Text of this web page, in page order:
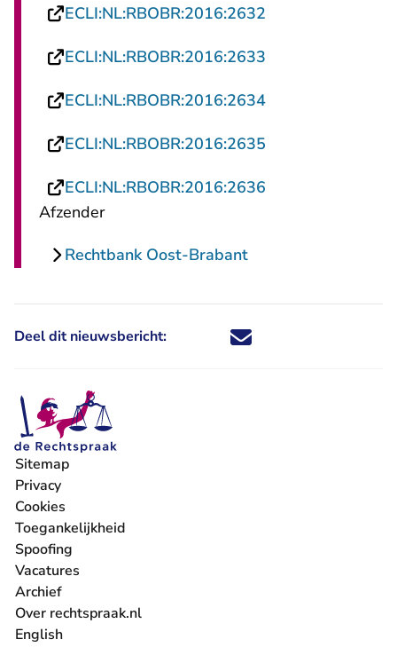
ECLI:NL:RBOBR:2016:2632
ECLI:NL:RBOBR:2016:2633
ECLI:NL:RBOBR:2016:2634- U verlaat
ECLI:NL:RBOBR:2016:2635
ECLI:NL:RBOBR:2016:2636
Afzender
Rechtbank Oost-Brabant
Deel dit nieuwsbericht: Deel dit nieuwsbericht via X -
Deel dit nieuwsbericht via
Deel dit nieuwsbericht
Deel dit
Sitemap
Privacy
Cookies
Toegankelijkheid
Spoofing
Vacatures
- U verlaat Rechtspraak.nl
Archief
Over rechtspraak.nl
English